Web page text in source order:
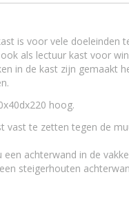
Nee,het
nano
maatwerk
is voor vele doeleinden
als lectuur kast voor
in de kast zijn gemaakt
hoog.
vast te zetten tegen de
achterwand in de
steigerhouten